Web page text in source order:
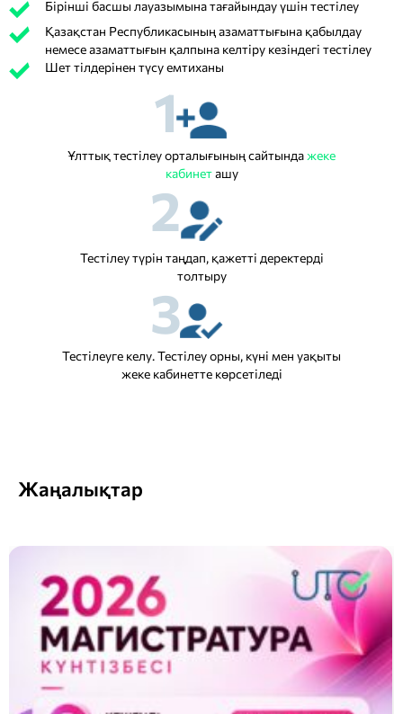
Бірінші басшы лауазымына тағайындау үшін тестілеу
Қазақстан Республикасының азаматтығына қабылдау
немесе азаматтығын қалпына келтіру кезіндегі тестілеу
Шет тілдерінен түсу емтиханы
1
Ұлттық тестілеу орталығының сайтындажеке
кабинеташу
2
Тестілеу түрін таңдап, қажетті деректерді
толтыру
3
Тестілеуге келу. Тестілеу орны, күні мен уақыты
жеке кабинетте көрсетіледі
Жаңалықтар